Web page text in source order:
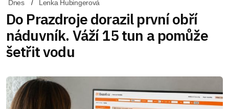
Dnes Lenka Hubingerová
Do Prazdroje dorazil první obří
náduvník. Váží 15 tun a pomůže
šetřit vodu